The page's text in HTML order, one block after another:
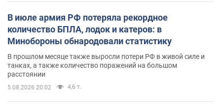
В июле армия РФ потеряла рекордное
количество БПЛА, лодок и катеров: в
Минобороны обнародовали статистику
В прошлом месяце также выросли потери РФ в живой силе и
танках, а также количество поражений на большом
расстоянии
5.08.2026 20:02 4,6 т.